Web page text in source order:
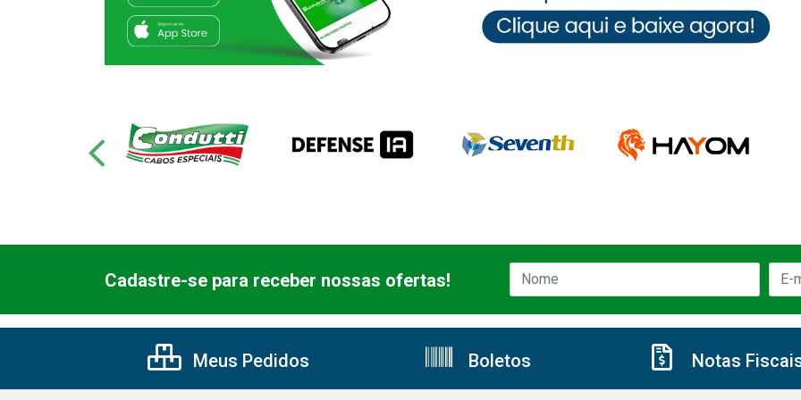
Cadastre-se para receber nossas ofertas!
Meus Pedidos Boletos Notas